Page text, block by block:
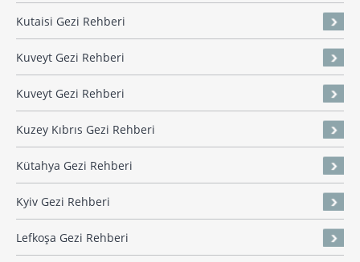
Kutaisi Gezi Rehberi
Kuveyt Gezi Rehberi
Kuveyt Gezi Rehberi
Kuzey Kıbrıs Gezi Rehberi
Kütahya Gezi Rehberi
Kyiv Gezi Rehberi
Lefkoşa Gezi Rehberi